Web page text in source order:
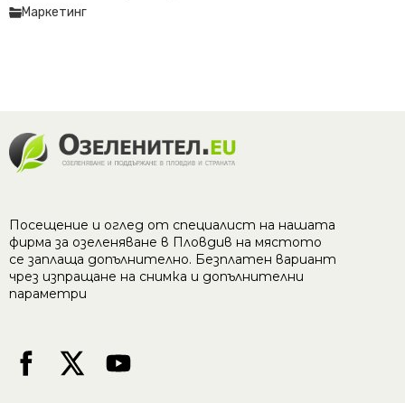
Маркетинг
Посещение и оглед от специалист на нашата
фирма за озеленяване в Пловдив на мястото
се заплаща допълнително. Безплатен вариант
чрез изпращане на снимка и допълнителни
параметри